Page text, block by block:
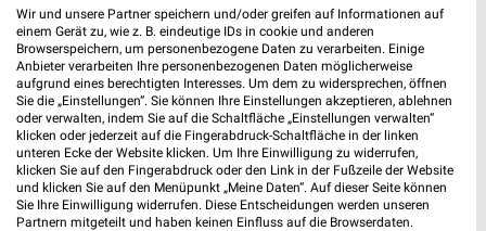
Einsteinstraße 6
97204 Höchberg
Heute 07:00 - 20:00 Uhr | Geöffnet
392,52 km • Angebote: 2 Prospekte
Lidl Würzburg
Moskauer Ring 5
97084 Würzburg
Wir und unsere Partner speichern und/oder greifen auf Informationen auf
einem Gerät zu, wie z. B. eindeutige IDs in cookie und anderen
Browserspeichern, um personenbezogene Daten zu verarbeiten. Einige
Anbieter verarbeiten Ihre personenbezogenen Daten möglicherweise
aufgrund eines berechtigten Interesses. Um dem zu widersprechen, öffnen
Sie die „Einstellungen“. Sie können Ihre Einstellungen akzeptieren, ablehnen
oder verwalten, indem Sie auf die Schaltfläche „Einstellungen verwalten“
klicken oder jederzeit auf die Fingerabdruck-Schaltfläche in der linken
unteren Ecke der Website klicken. Um Ihre Einwilligung zu widerrufen,
klicken Sie auf den Fingerabdruck oder den Link in der Fußzeile der Website
und klicken Sie auf den Menüpunkt „Meine Daten“. Auf dieser Seite können
Sie Ihre Einwilligung widerrufen. Diese Entscheidungen werden unseren
Partnern mitgeteilt und haben keinen Einfluss auf die Browserdaten.